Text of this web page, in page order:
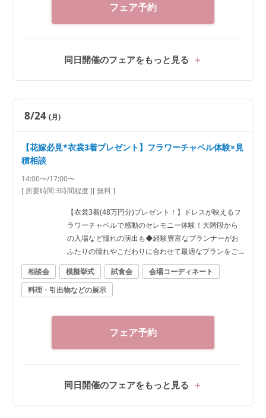
フェア予約
同日開催のフェアをもっと見る
8/24 (月)
【花嫁必見*衣裳3着プレゼント】フラワーチャペル体験×見
積相談
14:00〜/17:00〜
[ 所要時間:3時間程度][ 無料 ]
【衣裳3着(48万円分)プレゼント！】ドレスが映えるフ
ラワーチャペルで感動のセレモニー体験！大階段から
の入場など憧れの演出も◆経験豊富なプランナーがお
ふたりの憧れやこだわりに合わせて最適なプランをご
提案！
相談会 模擬挙式 試食会
会場コーディネート
料理・引出物などの展示
フェア予約
同日開催のフェアをもっと見る